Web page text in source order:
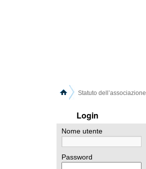
Statuto dell’associazione
Login
Nome utente
Password